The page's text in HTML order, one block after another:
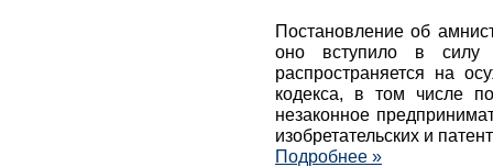
Постановление об
оно вступило в силу
распространяется на
кодекса, в том числе
незаконное
изобретательских и
Подробнее »